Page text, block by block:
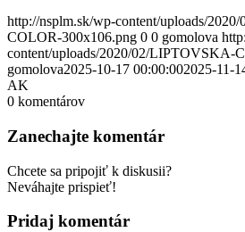
http://nsplm.sk/wp-content/uploads/
COLOR-300x106.png 0 0 gomolova
content/uploads/2020/02/LIPTOVSKA-
gomolova2025-10-17 00:00:002025-11-
AK
0 komentárov
Zanechajte komentár
Chcete sa pripojiť k diskusii?
Neváhajte prispieť!
Pridaj komentár